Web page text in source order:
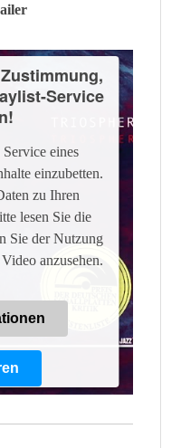
Service
eines
einzubetten.
zu Ihren
lesen Sie die
Sie der Nutzung
anzusehen.